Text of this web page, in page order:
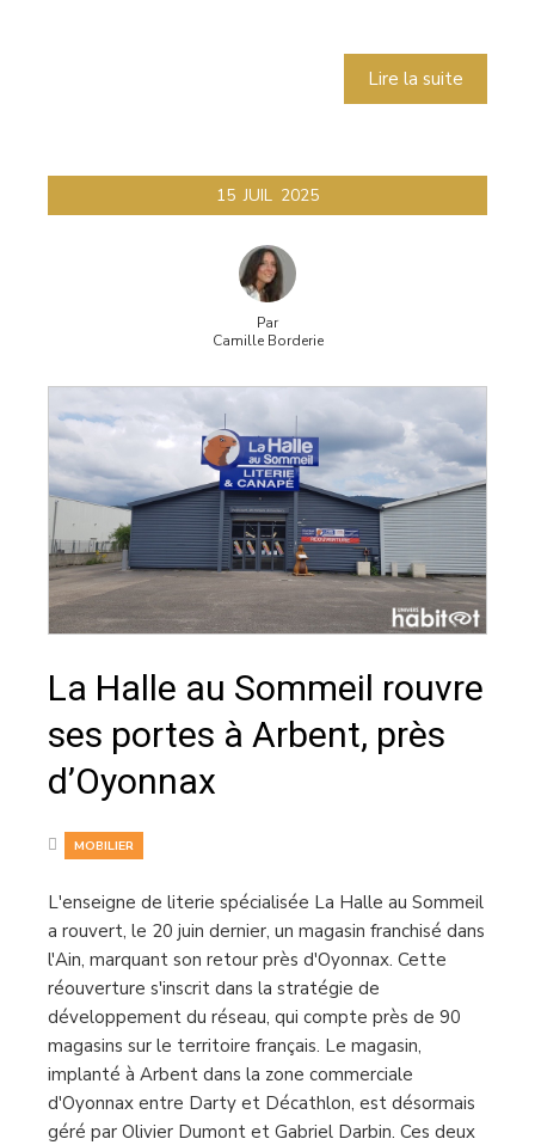
Lire la suite
15 JUIL 2025
Par
Camille Borderie
La Halle au Sommeil rouvre
ses portes à Arbent, près
d’Oyonnax
MOBILIER
L'enseigne de literie spécialisée La Halle au Sommeil
a rouvert, le 20 juin dernier, un magasin franchisé dans
l'Ain, marquant son retour près d'Oyonnax. Cette
réouverture s'inscrit dans la stratégie de
développement du réseau, qui compte près de 90
magasins sur le territoire français. Le magasin,
implanté à Arbent dans la zone commerciale
d'Oyonnax entre Darty et Décathlon, est désormais
géré par Olivier Dumont et Gabriel Darbin. Ces deux